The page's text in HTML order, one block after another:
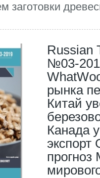
заготовки
Russian
№03-
рынка
Китай
Канада
экспорт
прогноз